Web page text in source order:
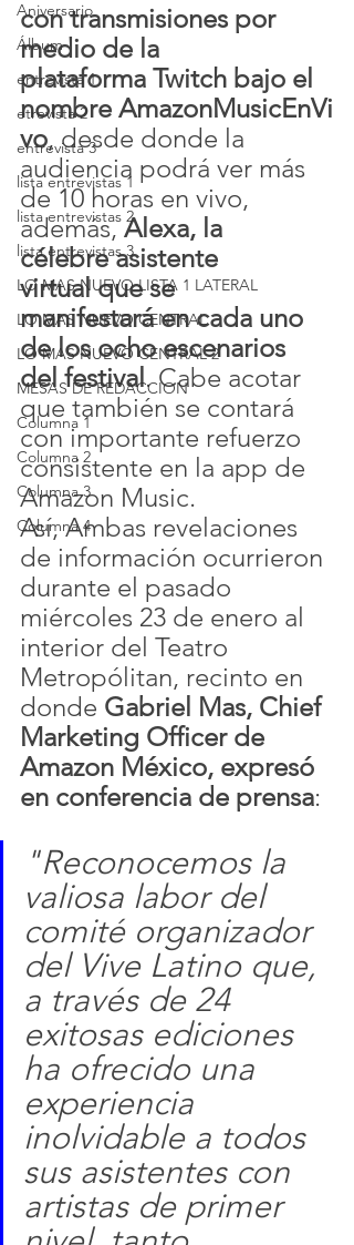
Aniversario
Álbum
entrevista 1
etrevista 2
entrevista 3
lista entrevistas 1
lista entrevistas 2
lista entrevistas 3
LO MAS NUEVO LISTA 1 LATERAL
LO MAS NUEVO CENTRAL
LO MAS NUEVO CENTRAL 2
MESAS DE REDACCION
Columna 1
Columna 2
Columna 3
Columna 4
con transmisiones por
medio de la
plataforma Twitch bajo el
nombre AmazonMusicEnVi
vo, desde donde la
audiencia podrá ver más
de 10 horas en vivo,
además, Alexa, la
célebre asistente
virtual que se
manifestará en cada uno
de los ocho escenarios
del festival. Cabe acotar
que también se contará
con importante refuerzo
consistente en la app de
Amazon Music.
Así, Ambas revelaciones
de información ocurrieron
durante el pasado
miércoles 23 de enero al
interior del Teatro
Metropólitan, recinto en
donde Gabriel Mas, Chief
Marketing Officer de
Amazon México, expresó
en conferencia de prensa:
"Reconocemos la
valiosa labor del
comité organizador
del Vive Latino que,
a través de 24
exitosas ediciones
ha ofrecido una
experiencia
inolvidable a todos
sus asistentes con
artistas de primer